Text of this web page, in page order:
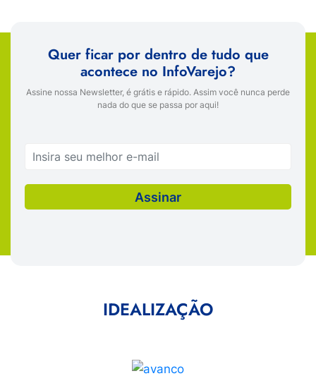
Quer ficar por dentro de tudo que
acontece no InfoVarejo?
Assine nossa Newsletter, é grátis e rápido. Assim você nunca perde
nada do que se passa por aqui!
IDEALIZAÇÃO